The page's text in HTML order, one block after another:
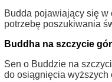
Budda pojawiający się
potrzebę poszukiwania
Buddha na szczycie
Sen o Buddzie na
do osiągnięcia wyższych